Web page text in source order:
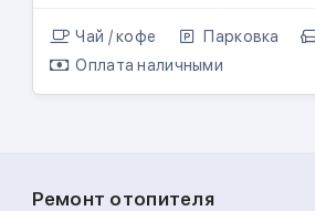
Чай / кофе Парковка
Оплата наличными
Ремонт отопителя